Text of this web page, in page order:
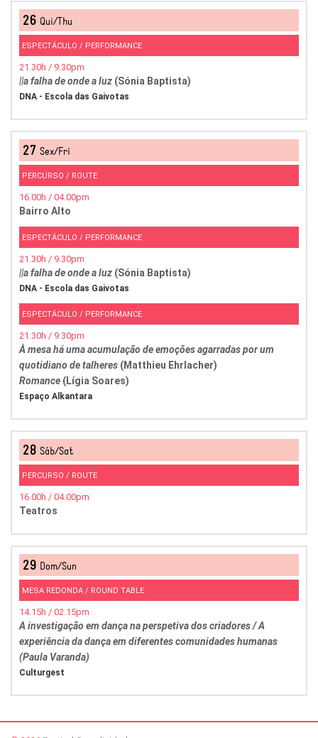
26 Qui/Thu
ESPECTÁCULO / PERFORMANCE
21.30h / 9.30pm
||a falha de onde a luz (Sónia Baptista)
DNA - Escola das Gaivotas
27 Sex/Fri
PERCURSO / ROUTE
16.00h / 04.00pm
Bairro Alto
ESPECTÁCULO / PERFORMANCE
21.30h / 9.30pm
||a falha de onde a luz (Sónia Baptista)
DNA - Escola das Gaivotas
ESPECTÁCULO / PERFORMANCE
21.30h / 9.30pm
À mesa há uma acumulação de emoções agarradas por um
quotidiano de talheres (Matthieu Ehrlacher)
Romance (Lígia Soares)
Espaço Alkantara
28 Sáb/Sat
PERCURSO / ROUTE
16.00h / 04.00pm
Teatros
29 Dom/Sun
MESA REDONDA / ROUND TABLE
14.15h / 02.15pm
A investigação em dança na perspetiva dos criadores / A
experiência da dança em diferentes comunidades humanas
(Paula Varanda)
Culturgest